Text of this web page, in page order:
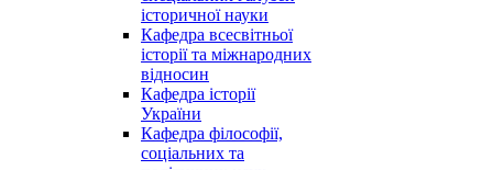
історичної науки
Кафедра всесвітньої
історії та міжнародних
відносин
Кафедра історії
України
Кафедра філософії,
соціальних та